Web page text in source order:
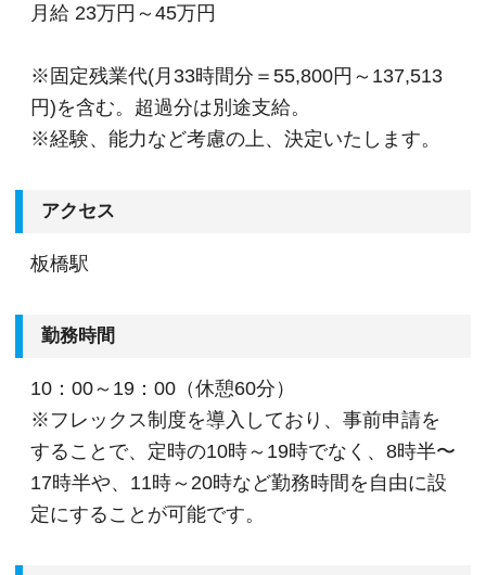
月給 23万円～45万円
※固定残業代(月33時間分＝55,800円～137,513
円)を含む。超過分は別途支給。
※経験、能力など考慮の上、決定いたします。
アクセス
板橋駅
勤務時間
10：00～19：00（休憩60分）
※フレックス制度を導入しており、事前申請を
することで、定時の10時～19時でなく、8時半〜
17時半や、11時～20時など勤務時間を自由に設
定にすることが可能です。